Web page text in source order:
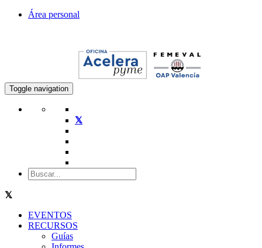
Área personal
Toggle navigation
EVENTOS
RECURSOS
Guías